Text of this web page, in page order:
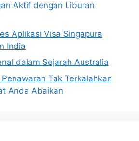
Aktif dengan Liburan
Aplikasi Visa Singapura
India
dalam Sejarah Australia
Tak Terkalahkan
Anda Abaikan